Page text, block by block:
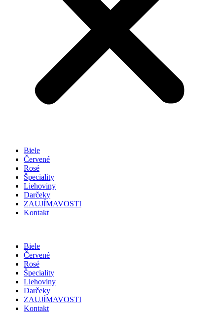
Biele
Červené
Rosé
Špeciality
Liehoviny
Darčeky
ZAUJÍMAVOSTI
Kontakt
Biele
Červené
Rosé
Špeciality
Liehoviny
Darčeky
ZAUJÍMAVOSTI
Kontakt